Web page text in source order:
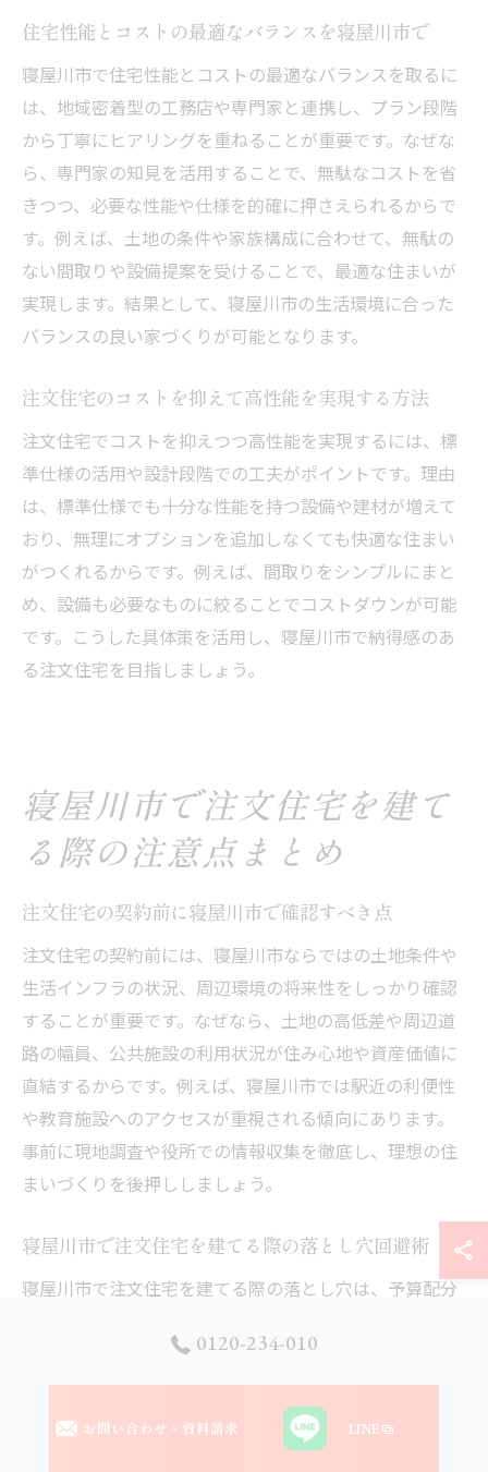
住宅性能とコストの最適なバランスを寝屋川市で
寝屋川市で住宅性能とコストの最適なバランスを取るに
は、地域密着型の工務店や専門家と連携し、プラン段階
から丁寧にヒアリングを重ねることが重要です。なぜな
ら、専門家の知見を活用することで、無駄なコストを省
きつつ、必要な性能や仕様を的確に押さえられるからで
す。例えば、土地の条件や家族構成に合わせて、無駄の
ない間取りや設備提案を受けることで、最適な住まいが
実現します。結果として、寝屋川市の生活環境に合った
バランスの良い家づくりが可能となります。
注文住宅のコストを抑えて高性能を実現する方法
注文住宅でコストを抑えつつ高性能を実現するには、標
準仕様の活用や設計段階での工夫がポイントです。理由
は、標準仕様でも十分な性能を持つ設備や建材が増えて
おり、無理にオプションを追加しなくても快適な住まい
がつくれるからです。例えば、間取りをシンプルにまと
め、設備も必要なものに絞ることでコストダウンが可能
です。こうした具体策を活用し、寝屋川市で納得感のあ
る注文住宅を目指しましょう。
寝屋川市で注文住宅を建て
る際の注意点まとめ
注文住宅の契約前に寝屋川市で確認すべき点
注文住宅の契約前には、寝屋川市ならではの土地条件や
生活インフラの状況、周辺環境の将来性をしっかり確認
することが重要です。なぜなら、土地の高低差や周辺道
路の幅員、公共施設の利用状況が住み心地や資産価値に
直結するからです。例えば、寝屋川市では駅近の利便性
や教育施設へのアクセスが重視される傾向にあります。
事前に現地調査や役所での情報収集を徹底し、理想の住
まいづくりを後押ししましょう。
寝屋川市で注文住宅を建てる際の落とし穴回避術
寝屋川市で注文住宅を建てる際の落とし穴は、予算配分
ストや建築制限が後々発生するリスクがあるためです。
例えば、用途地域や建ぺい率・容積率など寝屋川市独自
の条例を事前にチェックし、資金計画を立てましょ
う。・土地条件ごとの建築基準調査・初期設計時に専門
0120-234-010
お問い合わせ・資料請求 LINE